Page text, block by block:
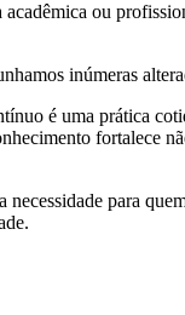
ou
inúmeras
é uma prática
fortalece
para